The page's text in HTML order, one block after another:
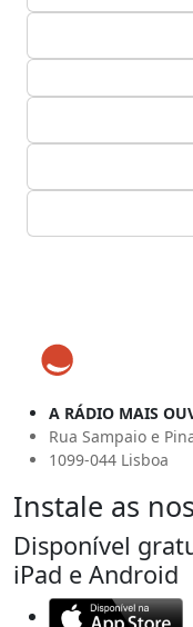
A RÁDIO MAIS
Rua Sampaio e
1099-044 Lisboa
Instale as
Disponível
iPad e Android